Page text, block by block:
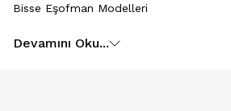
Bisse Eşofman Modelleri
Devamını Oku...